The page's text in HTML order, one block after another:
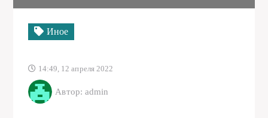
Иное
14:49, 12 апреля 2022
Автор: admin